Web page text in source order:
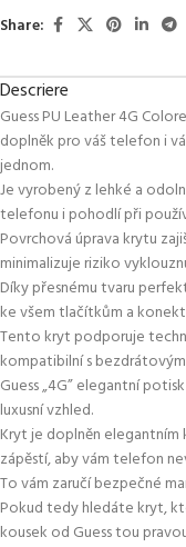
Share:
Descriere
Guess PU Leather 4G
doplněk pro váš telefon i
jednom.
Je vyrobený z lehké a
telefonu i pohodlí při
Povrchová úprava krytu
minimalizuje riziko
Díky přesnému tvaru
ke všem tlačítkům a
Tento kryt podporuje
kompatibilní s
Guess „4G” elegantní
luxusní vzhled.
Kryt je doplněn
zápěstí, aby vám telefon
To vám zaručí bezpečné
Pokud tedy hledáte kryt,
kousek od Guess tou